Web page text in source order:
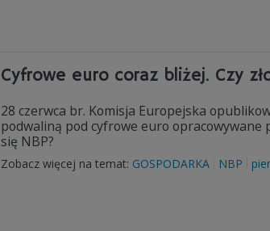
Cyfrowe euro coraz bliżej. Czy
28 czerwca br. Komisja Europejska
podwaliną pod cyfrowe euro opracowywane
się NBP?
Zobacz więcej na temat: GOSPODARKA NBP